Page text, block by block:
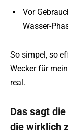
Vor
Wasser-
So simpel, so
Wecker für
real.
Das sagt
die wirklich